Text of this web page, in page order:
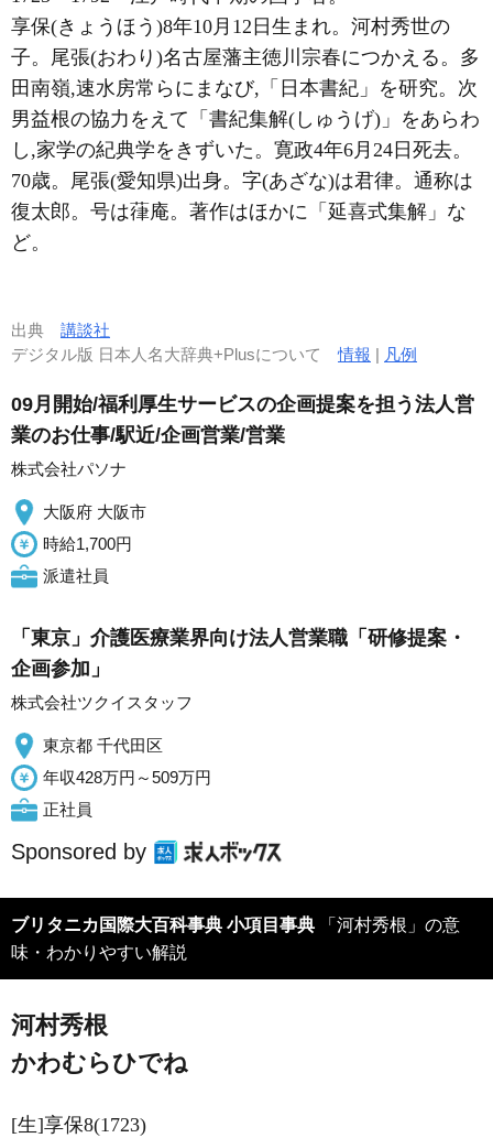
享保(きょうほう)8年10月12日生まれ。河村秀世の
子。尾張(おわり)名古屋藩主徳川宗春につかえる。多
田南嶺,速水房常らにまなび,「日本書紀」を研究。次
男益根の協力をえて「書紀集解(しゅうげ)」をあらわ
し,家学の紀典学をきずいた。寛政4年6月24日死去。
70歳。尾張(愛知県)出身。字(あざな)は君律。通称は
復太郎。号は葎庵。著作はほかに「延喜式集解」な
ど。
出典 講談社
デジタル版 日本人名大辞典+Plusについて情報 | 凡例
09月開始/福利厚生サービスの企画提案を担う法人営
業のお仕事/駅近/企画営業/営業
株式会社パソナ
大阪府 大阪市
時給1,700円
派遣社員
「東京」介護医療業界向け法人営業職「研修提案・
企画参加」
株式会社ツクイスタッフ
東京都 千代田区
年収428万円～509万円
正社員
Sponsored by
ブリタニカ国際大百科事典 小項目事典 「河村秀根」の意
味・わかりやすい解説
河村秀根
かわむらひでね
[生]享保8(1723)